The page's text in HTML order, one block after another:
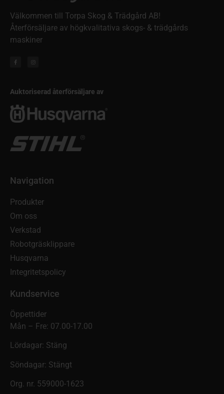
Välkommen till Torpa Skog & Trädgård AB!
Återförsäljare av högkvalitativa skogs- & trädgårds
maskiner
Auktoriserad återförsäljare av
Navigation
Produkter
Om oss
Verkstad
Robotgräsklippare
Husqvarna
Integritetspolicy
Kundservice
Öppettider
Mån – Fre: 07.00-17.00
Lördagar: Stäng
Söndagar: Stängt
Org. nr. 559000-1623